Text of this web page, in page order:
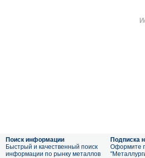
Поиск информации
Быстрый и качественный поиск
информации по рынку металлов
Подписка
Оформите